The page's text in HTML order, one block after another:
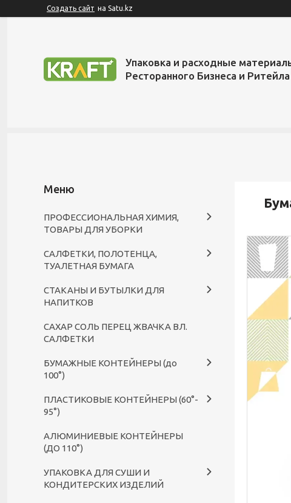
Создать сайт на Satu.kz
Упаковка и расходные
Ресторанного Бизнеса и Ритейла
ПРОФЕССИОНАЛЬНАЯ ХИМИЯ,
ТОВАРЫ ДЛЯ УБОРКИ
САЛФЕТКИ, ПОЛОТЕНЦА,
ТУАЛЕТНАЯ БУМАГА
СТАКАНЫ И БУТЫЛКИ ДЛЯ
НАПИТКОВ
САХАР СОЛЬ ПЕРЕЦ ЖВАЧКА ВЛ.
САЛФЕТКИ
БУМАЖНЫЕ КОНТЕЙНЕРЫ (до
100°)
ПЛАСТИКОВЫЕ КОНТЕЙНЕРЫ (60°-
95°)
АЛЮМИНИЕВЫЕ КОНТЕЙНЕРЫ
(ДО 110°)
УПАКОВКА ДЛЯ СУШИ И
КОНДИТЕРСКИХ ИЗДЕЛИЙ